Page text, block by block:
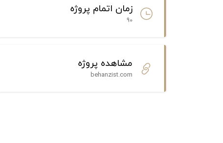
زمان اتمام پروژه
90
مشاهده پروژه
behanzist.com